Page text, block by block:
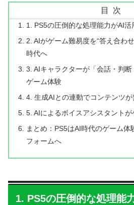
目次
1. PS5の圧倒的な処理能力がAI活
2. AIがゲーム難易度を“答え合わ
時代へ
3. AIキャラクターが「会話・判
ゲーム体験
4. 生成AIとの連動でコンテンツ
5. AIによるボイスアシスタント
まとめ：PS5はAI時代のゲーム体
フォームへ
1. PS5の圧倒的な処理能